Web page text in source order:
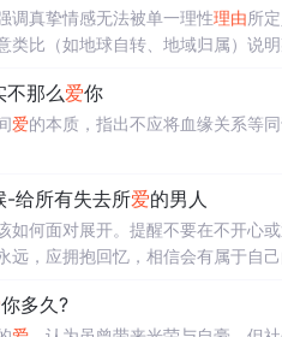
调真挚情感无法被单一理性理由所
类比（如地球自转、地域归属）说
不那么爱你
爱的本质，指出不应将血缘关系等
-给所有失去所爱的男人
如何面对展开。提醒不要在不开心
远，应拥抱回忆，相信会有属于自
你多久?